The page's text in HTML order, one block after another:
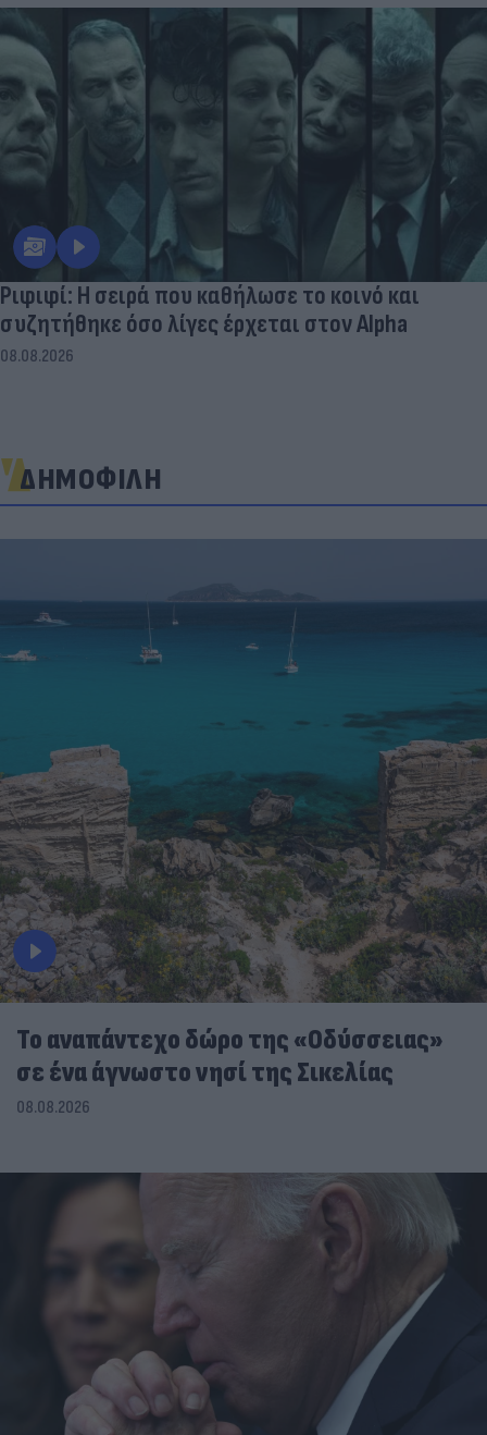
Ριφιφί: Η σειρά που καθήλωσε το κοινό και
συζητήθηκε όσο λίγες έρχεται στον Alpha
08.08.2026
ΔΗΜΟΦΙΛΗ
To αναπάντεχο δώρο της «Οδύσσειας»
σε ένα άγνωστο νησί της Σικελίας
08.08.2026